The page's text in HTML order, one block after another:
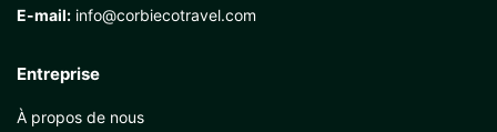
E-mail: info@corbiecotravel.com
Entreprise
À propos de nous